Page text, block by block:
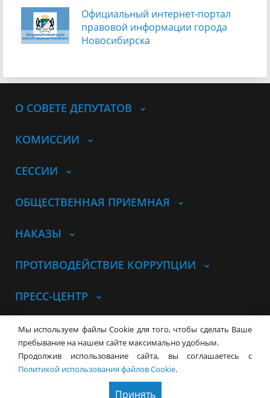
Официальный интернет-портал
правовой информации города
Новосибирска
О СОВЕТЕ ДЕПУТАТОВ
КОМИССИИ
СЕССИИ
ОБЩЕСТВЕННАЯ ПРИЕМНАЯ
НАКАЗЫ
ПРОТИВОДЕЙСТВИЕ КОРРУПЦИИ
ПРЕСС-ЦЕНТР
© Совет депутатов города
НовосибирскаКонтакты Карта сайта
630099, г. Новосибирск, Красный
проспект, 34
Мы используем файлы Cookie для того, чтобы сделать Ваше
пребывание на нашем сайте максимально удобным.
Продолжив использование сайта, вы соглашаетесь с
Политикой использования файлов Cookie.
Принять